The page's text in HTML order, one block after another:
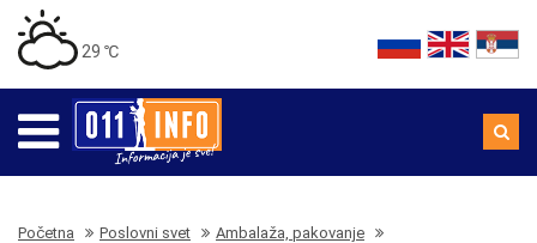
29 ℃
Početna Poslovni svet Ambalaža, pakovanje